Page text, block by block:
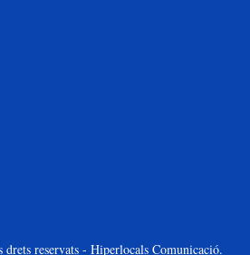
reservats - Hiperlocals Comunicació.